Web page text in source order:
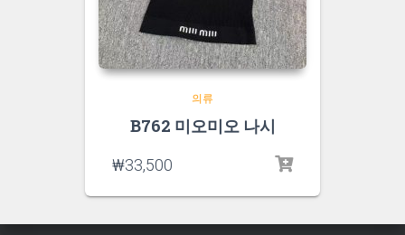
의류
B762 미오미오 나시
₩33,500